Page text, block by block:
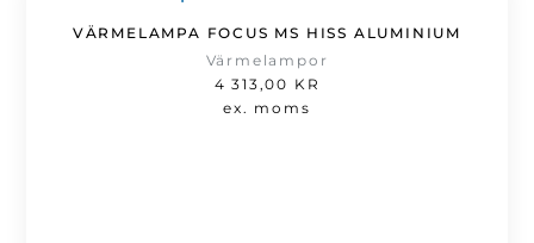
VÄRMELAMPA FOCUS MS HISS ALUMINIUM
Värmelampor
4 313,00 KR
ex. moms